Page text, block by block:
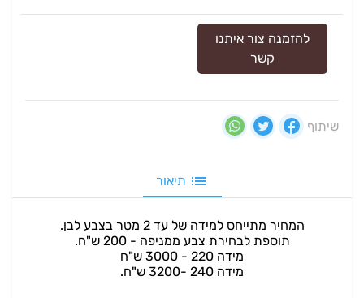
להזמנה צור איתנו
קשר
שיתוף
תיאור
המחיר מתייחס למידה של עד 2 מטר בצבע לבן.
תוספת לבחירת צבע ממניפה - 200 ש"ח.
מידה 220 - 3000 ש"ח
מידה 240 -3200 ש"ח.